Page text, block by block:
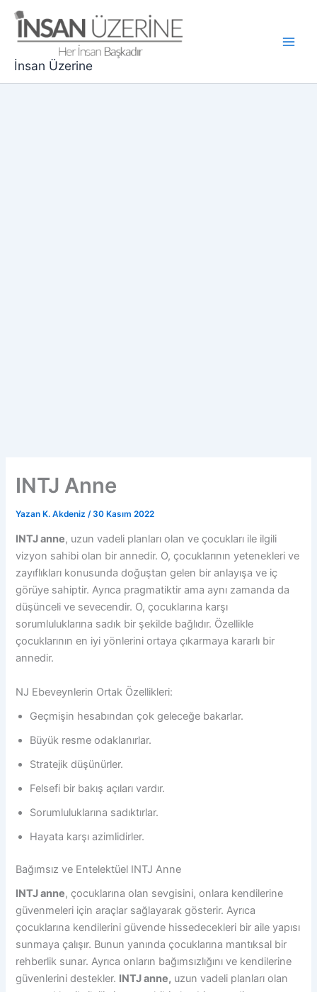
İçeriğe
İnsan Üzerine
INTJ Anne
Yazan K. Akdeniz /30 Kasım 2022
INTJ anne, uzun vadeli planları olan ve çocukları ile ilgili
vizyon sahibi olan bir annedir. O, çocuklarının yetenekleri ve
zayıflıkları konusunda doğuştan gelen bir anlayışa ve iç
görüye sahiptir. Ayrıca pragmatiktir ama aynı zamanda da
düşünceli ve sevecendir. O, çocuklarına karşı
sorumluluklarına sadık bir şekilde bağlıdır. Özellikle
çocuklarının en iyi yönlerini ortaya çıkarmaya kararlı bir
annedir.
NJ Ebeveynlerin Ortak Özellikleri:
Geçmişin hesabından çok geleceğe bakarlar.
Büyük resme odaklanırlar.
Stratejik düşünürler.
Felsefi bir bakış açıları vardır.
Sorumluluklarına sadıktırlar.
Hayata karşı azimlidirler.
Bağımsız ve Entelektüel INTJ Anne
INTJ anne, çocuklarına olan sevgisini, onlara kendilerine
güvenmeleri için araçlar sağlayarak gösterir. Ayrıca
çocuklarına kendilerini güvende hissedecekleri bir aile yapısı
sunmaya çalışır. Bunun yanında çocuklarına mantıksal bir
rehberlik sunar. Ayrıca onların bağımsızlığını ve kendilerine
güvenlerini destekler. INTJ anne, uzun vadeli planları olan